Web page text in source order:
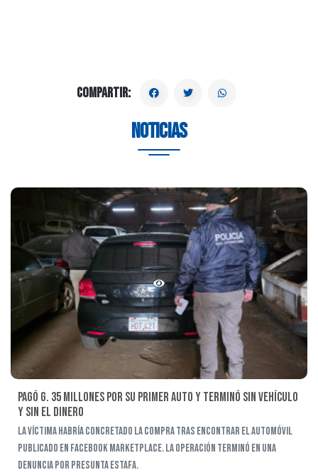
Compartir:
Noticias
Pagó G. 35 millones por su primer auto y terminó sin vehículo
y sin el dinero
La víctima habría concretado la compra tras encontrar el automóvil
publicado en Facebook Marketplace. La operación terminó en una
denuncia por presunta estafa.